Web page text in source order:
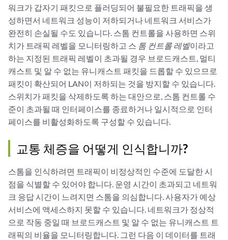
워크가 갑자기 패킷으로 플러딩되어 불필요한 트래픽을 생
성하면서 네트워크 성능이 저하되거나 네트워크 서비스가
완전히 손실될 수도 있습니다. 스톰 컨트롤을 사용하면 스위
치가 트래픽 레벨을 모니터링하고 스 톰 컨트롤 레벨이라고
하는 지정된 트래픽 레벨이 초과될 경우 브로드캐스트, 멀티
캐스트 및 알 수 없는 유니캐스트 패킷을 드롭할 수 있으므로
패킷이 확산되어 LAN이 저하되는 것을 방지할 수 있습니다.
스위치가 패킷을 삭제하도록 하는 대안으로, 스톰 컨트롤 수
준이 초과될 때 인터페이스를 종료하거나 일시적으로 인터
페이스를 비활성화하도록 구성할 수 있습니다.
교통 체증을 어떻게 인식합니까?
스톰을 인식하려면 트래픽이 비정상적인 수준에 도달한 시
점을 식별할 수 있어야 합니다. 운영 시간이 초과되고 네트워
크 응답 시간이 느려지면 스톰을 의심합니다. 사용자가 예상
서비스에 액세스하지 못할 수 있습니다. 네트워크가 정상적
으로 작동 중일 때 브로드캐스트 및 알 수 없는 유니캐스트 트
래픽의 비율을 모니터링합니다. 그런 다음 이 데이터를 트래